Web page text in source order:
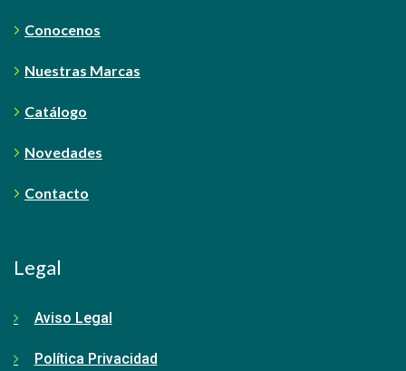
Conocenos
Nuestras Marcas
Catálogo
Novedades
Contacto
Legal
Aviso Legal
Política Privacidad